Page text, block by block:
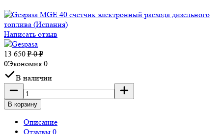
Написать отзыв
13 650 ₽0₽
0Экономия 0
В наличии
В корзину
Описание
Отзывы 0